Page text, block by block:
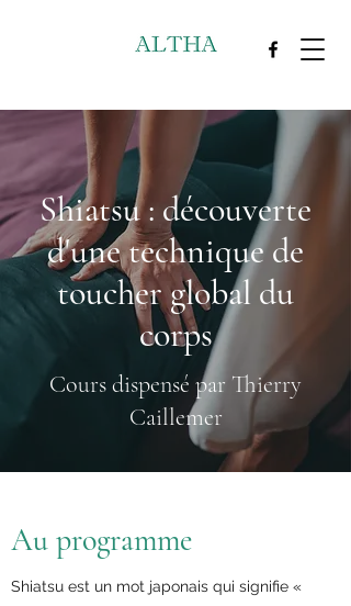
Shiatsu : découverte
d'une technique de
toucher global du
corps
Cours dispensé par Thierry
Caillemer
Au programme
Shiatsu est un mot japonais qui signifie «